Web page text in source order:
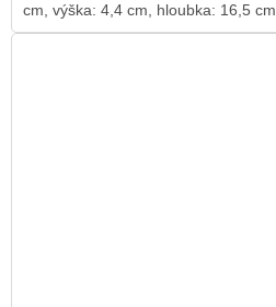
cm, výška: 4,4 cm, hloubka: 16,5 cm.